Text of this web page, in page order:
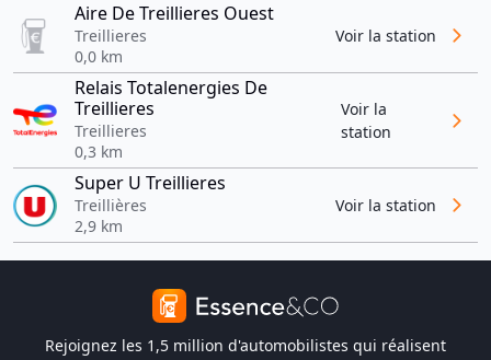
Aire De Treillieres Ouest
Treillieres
0,0 km
Voir la station
Relais Totalenergies De
Treillieres
Treillieres
0,3 km
Voir la
station
Super U Treillieres
Treillières
2,9 km
Voir la station
Rejoignez les 1,5 million d'automobilistes qui réalisent